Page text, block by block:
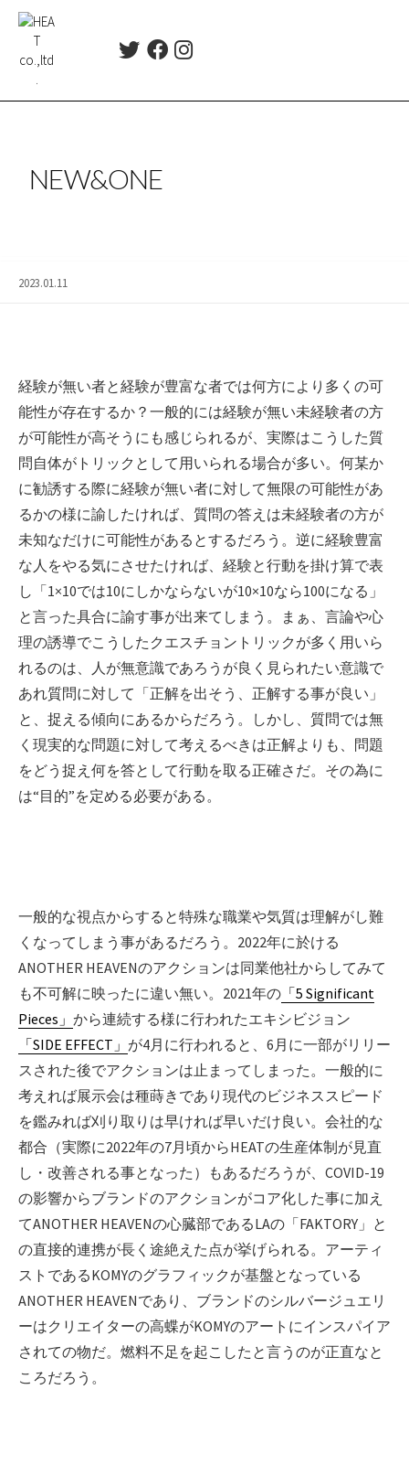
ツ
t
F
e
t
NEW&ONE
2023.01.11
経験が無い者と経験が豊富な者では何方により多くの可
能性が存在するか？一般的には経験が無い未経験者の方
が可能性が高そうにも感じられるが、実際はこうした質
問自体がトリックとして用いられる場合が多い。何某か
に勧誘する際に経験が無い者に対して無限の可能性があ
るかの様に諭したければ、質問の答えは未経験者の方が
未知なだけに可能性があるとするだろう。逆に経験豊富
な人をやる気にさせたければ、経験と行動を掛け算で表
し「1×10では10にしかならないが10×10なら100になる」
と言った具合に諭す事が出来てしまう。まぁ、言論や心
理の誘導でこうしたクエスチョントリックが多く用いら
れるのは、人が無意識であろうが良く見られたい意識で
あれ質問に対して「正解を出そう、正解する事が良い」
と、捉える傾向にあるからだろう。しかし、質問では無
く現実的な問題に対して考えるべきは正解よりも、問題
をどう捉え何を答として行動を取る正確さだ。その為に
は“目的”を定める必要がある。
一般的な視点からすると特殊な職業や気質は理解がし難
くなってしまう事があるだろう。2022年に於ける
ANOTHER HEAVENのアクションは同業他社からしてみて
も不可解に映ったに違い無い。2021年の 「5 Significant
Pieces」 から連続する様に行われたエキシビジョン
「SIDE EFFECT」 が4月に行われると、6月に一部がリリー
スされた後でアクションは止まってしまった。一般的に
考えれば展示会は種蒔きであり現代のビジネススピード
を鑑みれば刈り取りは早ければ早いだけ良い。会社的な
都合（実際に2022年の7月頃からHEATの生産体制が見直
し・改善される事となった）もあるだろうが、COVID-19
の影響からブランドのアクションがコア化した事に加え
てANOTHER HEAVENの心臓部であるLAの「FAKTORY」と
の直接的連携が長く途絶えた点が挙げられる。アーティ
ストであるKOMYのグラフィックが基盤となっている
ANOTHER HEAVENであり、ブランドのシルバージュエリ
ーはクリエイターの高蝶がKOMYのアートにインスパイア
されての物だ。燃料不足を起こしたと言うのが正直なと
ころだろう。